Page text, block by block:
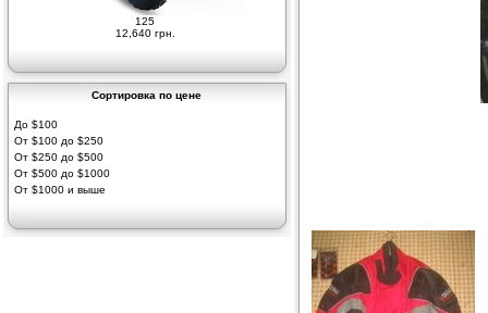
125
12,640 грн.
Сортировка по цене
До $100
От $100 до $250
От $250 до $500
От $500 до $1000
От $1000 и выше